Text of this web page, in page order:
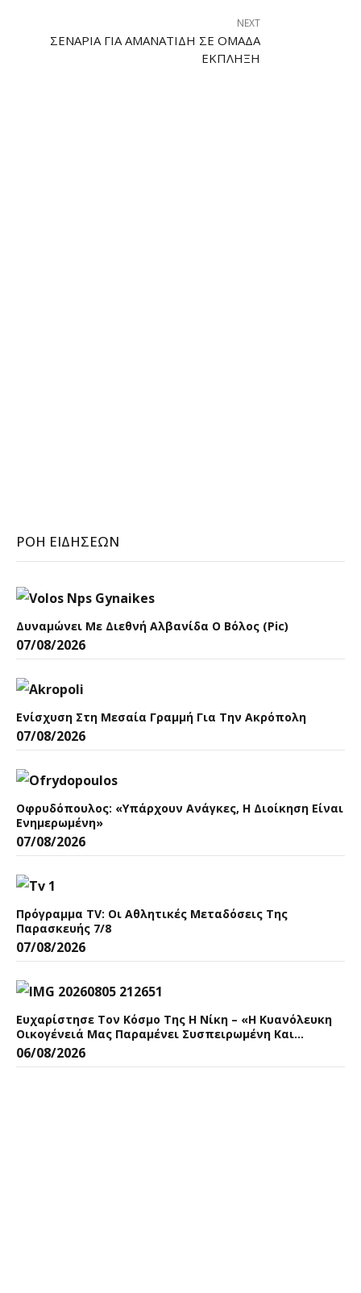
NEXT
ΣΕΝΆΡΙΑ ΓΙΑ ΑΜΑΝΑΤΊΔΗ ΣΕ ΟΜΆΔΑ
ΈΚΠΛΗΞΗ
ΡΟΉ ΕΙΔΉΣΕΩΝ
Δυναμώνει Με Διεθνή Αλβανίδα Ο Βόλος (pic)
07/08/2026
Ενίσχυση Στη Μεσαία Γραμμή Για Την Ακρόπολη
07/08/2026
Οφρυδόπουλος: «Υπάρχουν Ανάγκες, Η Διοίκηση Είναι
Ενημερωμένη»
07/08/2026
Πρόγραμμα TV: Οι Αθλητικές Μεταδόσεις Της
Παρασκευής 7/8
07/08/2026
Ευχαρίστησε Τον Κόσμο Της Η Νίκη – «Η Κυανόλευκη
Οικογένειά Μας Παραμένει Συσπειρωμένη Και
Δυνατή»
06/08/2026